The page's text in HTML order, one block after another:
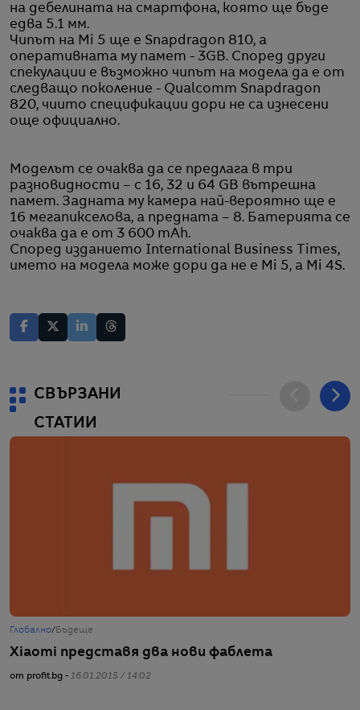
на дебелината на смартфона, която ще бъде
едва 5.1 мм.
Чипът на Mi 5 ще е Snapdragon 810, а
оперативната му памет - 3GB. Според други
спекулации е възможно чипът на модела да е от
следващо поколение - Qualcomm Snapdragon
820, чиито спецификации дори не са изнесени
още официално.
Моделът се очаква да се предлага в три
разновидности – с 16, 32 и 64 GB вътрешна
памет. Задната му камера най-вероятно ще е
16 мегапикселова, а предната – 8. Батерията се
очаква да е от 3 600 mAh.
Според изданието International Business Times,
името на модела може дори да не е Mi 5, а Mi 4S.
СВЪРЗАНИ
СТАТИИ
Глобално/ Бъдеще
Xiaomi представя два нови фаблета
от profit.bg - 16.01.2015 / 14:02